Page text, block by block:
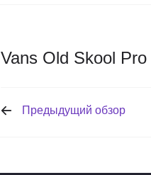
Vans Old Skool
Предыдущий обзор